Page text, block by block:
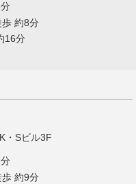
約8分
16分
・Sビル3F
約9分